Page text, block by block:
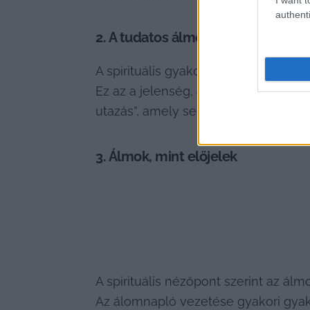
2. A tudatos álmodás (lucid
A spirituális gyakorlók közül sokan
Ez az a jelenség, amikor álmodás
utazás”, amely segíthet a félelmek
3. Álmok, mint előjelek
A spirituális nézőpont szerint az
Az álomnapló vezetése gyakori